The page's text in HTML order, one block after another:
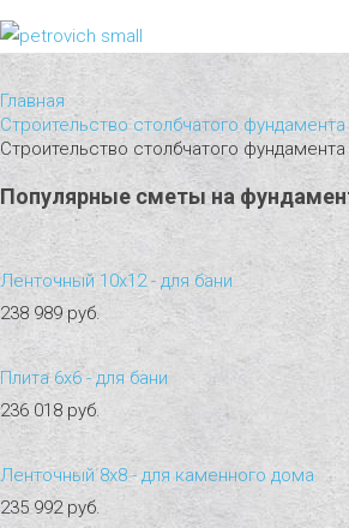
Главная
Строительство столбчатого фундамента
Строительство столбчатого
Популярные сметы на
Ленточный 10х12 - для бани
238 989 руб.
Плита 6х6 - для бани
236 018 руб.
Ленточный 8х8 - для каменного дома
235 992 руб.